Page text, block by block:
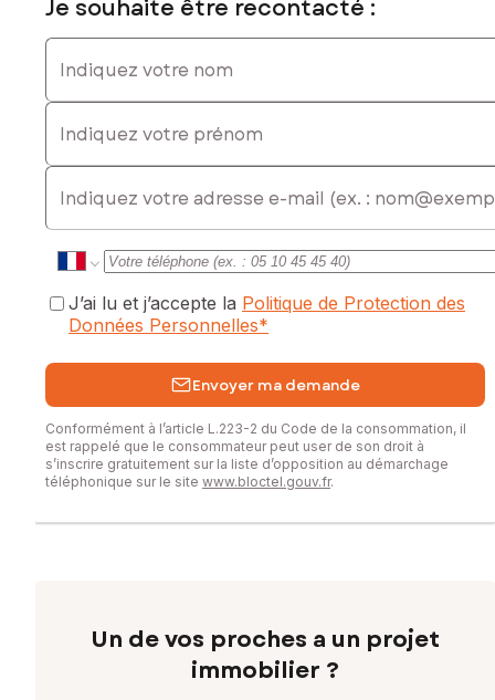
Je souhaite être recontacté :
Indiquez votre nom
Indiquez votre prénom
E-mail
J’ai lu et j’accepte la Politique de Protection des
Données Personnelles*
Envoyer ma demande
Conformément à l’article L.223-2 du Code de la consommation, il
est rappelé que le consommateur peut user de son droit à
s’inscrire gratuitement sur la liste d’opposition au démarchage
téléphonique sur le site www.bloctel.gouv.fr.
Un de vos proches a un projet
immobilier ?